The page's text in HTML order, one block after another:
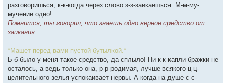
разговоришься, к-к-когда через слово з-з-заикаешься. М-м-му-
мучение одно!
Помнится, ты говорил, что знаешь одно верное средство от
заикания.
*Машет перед вами пустой бутылкой.*
Б-б-было у меня такое средство, да сплыло! Ни к-к-капли бражки не
осталось, а ведь только она, р-р-родимая, лучше всякого ц-ц-
целительного зелья успокаивает нервы. А когда на душе с-с-